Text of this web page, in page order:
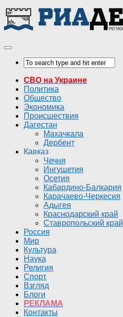
СВО на Украине
Политика
Общество
Экономика
Происшествия
Дагестан
Махачкала
Дербент
Кавказ
Чечня
Ингушетия
Осетия
Кабардино-Балкария
Карачаево-Черкесия
Адыгея
Краснодарский край
Ставропольский край
Россия
Мир
Культура
Наука
Религия
Спорт
Взгляд
Блоги
РЕКЛАМА
Контакты